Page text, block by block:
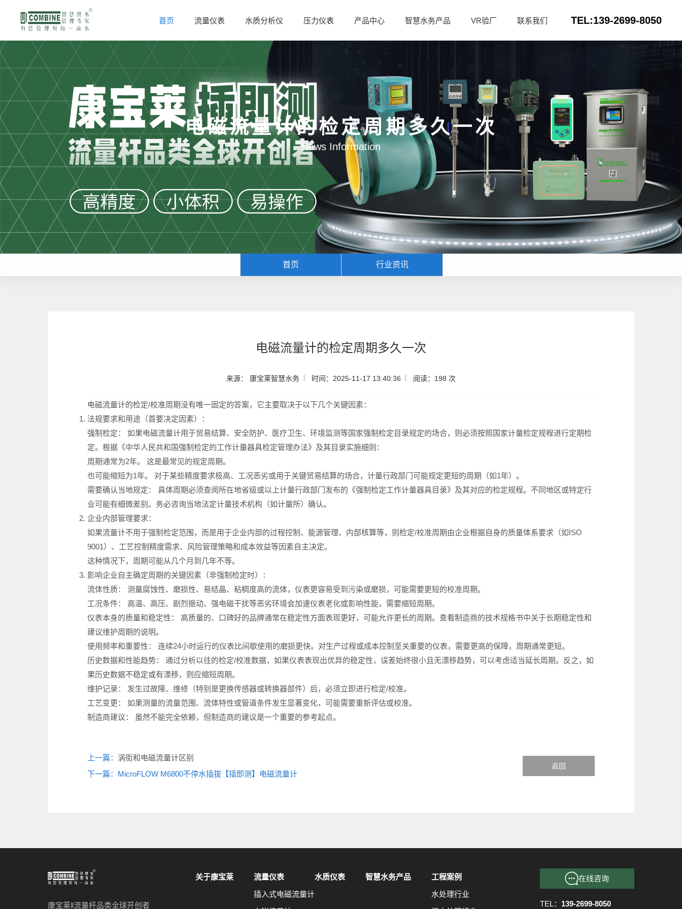
首页 流量仪表 水质分析仪 压力仪表 产品中心 智慧水务产品 VR验厂 联系我们 TEL:139-2699-8050
电磁流量计的检定周期多久一次
News Information
首页 行业资讯
电磁流量计的检定周期多久一次
来源： 康宝莱智慧水务 时间：2025-11-17 13:40:36 阅读：198 次
电磁流量计的检定/校准周期没有‌唯一固定‌的答案，它主要取决于以下几个关键因素：
‌法规要求和用途（首要决定因素）：‌
‌强制检定：‌ 如果电磁流量计用于‌贸易结算、安全防护、医疗卫生、环境监测‌等国家强制检定目录规定的场合，则必须按照‌国家计量检定规程‌进行定期检
定。根据《中华人民共和国强制检定的工作计量器具检定管理办法》及其目录实施细则：
‌周期通常为2年。‌ 这是最常见的规定周期。
‌也可能缩短为1年。‌ 对于某些精度要求极高、工况恶劣或用于关键贸易结算的场合，计量行政部门可能规定更短的周期（如1年）。
‌需要确认当地规定：‌ ‌具体周期必须查阅所在地省级或以上计量行政部门发布的《强制检定工作计量器具目录》及其对应的检定规程‌。不同地区或特定行
业可能有细微差别。‌务必咨询当地法定计量技术机构（如计量所）确认。‌
‌企业内部管理要求：‌
如果流量计不用于强制检定范围，而是用于企业内部的过程控制、能源管理、内部核算等，则检定/校准周期由企业根据自身的‌质量体系要求‌（如ISO
9001）、‌工艺控制精度需求‌、‌风险管理策略‌和‌成本效益‌等因素自主决定。
这种情况下，周期可能从几个月到几年不等。
‌影响企业自主确定周期的关键因素（非强制检定时）：‌
‌流体性质：‌ 测量腐蚀性、磨损性、易结晶、粘稠度高的流体，仪表更容易受到污染或磨损，可能需要更短的校准周期。
‌工况条件：‌ 高温、高压、剧烈振动、强电磁干扰等恶劣环境会加速仪表老化或影响性能，需要缩短周期。
‌仪表本身的质量和稳定性：‌ 高质量的、口碑好的品牌通常在稳定性方面表现更好，可能允许更长的周期。查看制造商的技术规格书中关于长期稳定性和
建议维护周期的说明。
‌使用频率和重要性：‌ 连续24小时运行的仪表比间歇使用的磨损更快。对生产过程或成本控制至关重要的仪表，需要更高的保障，周期通常更短。
‌历史数据和性能趋势：‌ 通过分析以往的检定/校准数据，如果仪表表现出优异的稳定性，误差始终很小且无漂移趋势，可以考虑适当延长周期。反之，如
果历史数据不稳定或有漂移，则应缩短周期。
‌维护记录：‌ 发生过故障、维修（特别是更换传感器或转换器部件）后，必须立即进行检定/校准。
‌工艺变更：‌ 如果测量的流量范围、流体特性或管道条件发生显著变化，可能需要重新评估或校准。
‌制造商建议：‌ 虽然不能完全依赖，但制造商的建议是一个重要的参考起点。
上一篇： 涡街和电磁流量计区别
下一篇：MicroFLOW M6800不停水插拔【插即测】电磁流量计
返回
康宝莱‖流量杆品类全球开创者
关于康宝莱
流量仪表
插入式电磁流量计
水质仪表 智慧水务产品
工程案例
水处理行业
在线咨询
TEL： 139-2699-8050